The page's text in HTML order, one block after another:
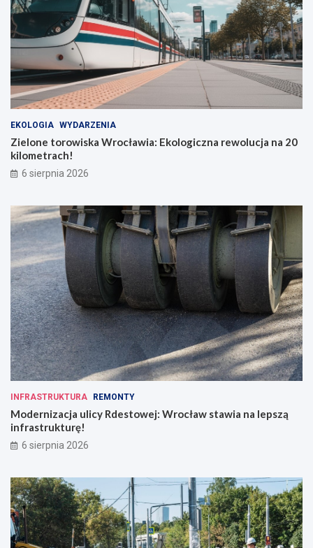
w
ś
ć
d
l
a
b
o
h
t
e
r
ó
o
d
z
e
n
n
o
ś
c
i
EKOLOGIA WYDARZENIA
Zielone torowiska Wrocławia: Ekologiczna rewolucja na 20
kilometrach!
6 sierpnia 2026
INFRASTRUKTURA REMONTY
Modernizacja ulicy Rdestowej: Wrocław stawia na lepszą
infrastrukturę!
6 sierpnia 2026